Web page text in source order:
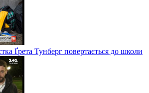
Ґрета Тунберг повертається до школи